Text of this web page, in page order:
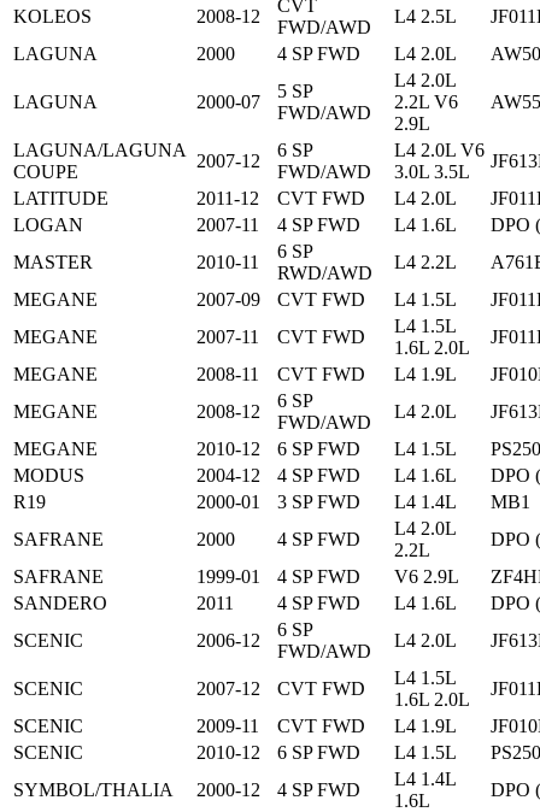
KOLEOS 2008-12
CVT
FWD/AWD
L4 2.5L
LAGUNA
2000 4 SP FWD L4 2.0L
LAGUNA 2000-07
5 SP
FWD/AWD
L4 2.0L
2.2L V6
2.9L
LAGUNA/LAGUNA
COUPE
2007-12
6 SP
FWD/AWD
L4 2.0L V6
3.0L 3.5L
LATITUDE
2011-12 CVT FWD L4 2.0L
LOGAN
2007-11 4 SP FWD L4 1.6L
DPO
MASTER
2010-11
6 SP
RWD/AWD
L4 2.2L
MEGANE
2007-09 CVT FWD L4 1.5L
MEGANE
2007-11 CVT FWD
L4 1.5L
1.6L 2.0L
MEGANE
2008-11 CVT FWD L4 1.9L
MEGANE
2008-12
6 SP
FWD/AWD
L4 2.0L
MEGANE
2010-12 6 SP FWD L4 1.5L
MODUS
2004-12 4 SP FWD L4 1.6L
DPO
R19
2000-01 3 SP FWD L4 1.4L
MB1
SAFRANE
2000 4 SP FWD
L4 2.0L
2.2L
DPO
SAFRANE
1999-01 4 SP FWD V6 2.9L
SANDERO
2011 4 SP FWD L4 1.6L
DPO
SCENIC
2006-12
6 SP
FWD/AWD
L4 2.0L
SCENIC 2007-12 CVT FWD
L4 1.5L
1.6L 2.0L
SCENIC
2009-11 CVT FWD L4 1.9L
SCENIC
2010-12 6 SP FWD L4 1.5L
SYMBOL/THALIA
2000-12 4 SP FWD
L4 1.4L
1.6L
DPO